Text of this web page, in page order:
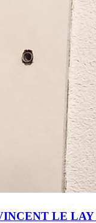
LE LAY